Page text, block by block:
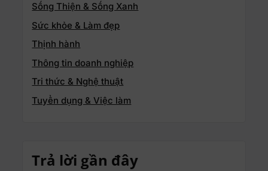
Sống Thiện & Sống Xanh
Sức khỏe & Làm đẹp
Thịnh hành
Thông tin doanh nghiệp
Tri thức & Nghệ thuật
Tuyển dụng & Việc làm
Trả lời gần đây